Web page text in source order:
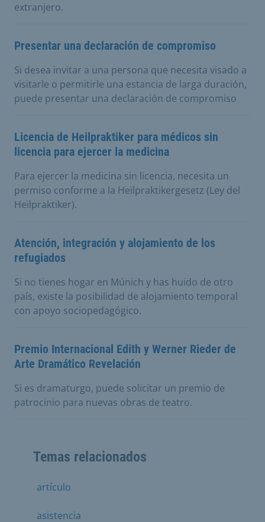
extranjero.
Presentar una declaración de compromiso
Si desea invitar a una persona que necesita visado a
visitarle o permitirle una estancia de larga duración,
puede presentar una declaración de compromiso
Licencia de Heilpraktiker para médicos sin
licencia para ejercer la medicina
Para ejercer la medicina sin licencia, necesita un
permiso conforme a la Heilpraktikergesetz (Ley del
Heilpraktiker).
Atención, integración y alojamiento de los
refugiados
Si no tienes hogar en Múnich y has huido de otro
país, existe la posibilidad de alojamiento temporal
con apoyo sociopedagógico.
Premio Internacional Edith y Werner Rieder de
Arte Dramático Revelación
Si es dramaturgo, puede solicitar un premio de
patrocinio para nuevas obras de teatro.
Temas relacionados
artículo
asistencia